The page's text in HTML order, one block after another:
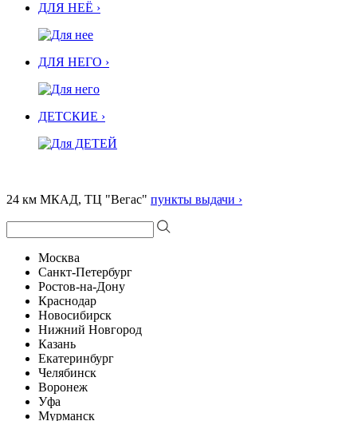
ДЛЯ НЕЁ ›
ДЛЯ НЕГО ›
ДЕТСКИЕ ›
24 км МКАД, ТЦ "Вегас" пункты выдачи ›
Москва
Санкт-Петербург
Ростов-на-Дону
Краснодар
Новосибирск
Нижний Новгород
Казань
Екатеринбург
Челябинск
Воронеж
Уфа
Мурманск